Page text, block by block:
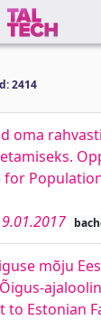
2414
oma
for
mõju
to Estonian